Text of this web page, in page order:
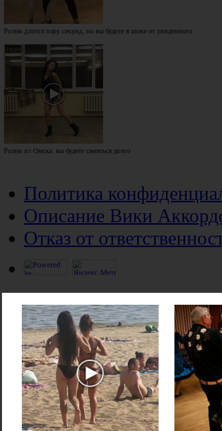
Ролик длится пару секунд, но вы будете в шоке от увиденного
Ролик из Омска: вы будете смеяться долго
Политика
Описание Вики
Отказ от